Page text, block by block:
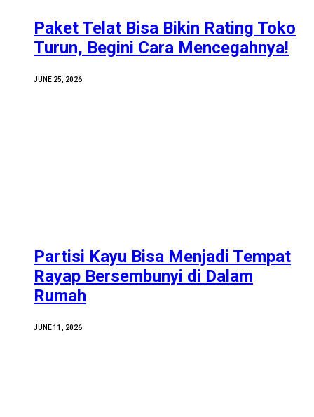
Paket Telat Bisa Bikin Rating Toko
Turun, Begini Cara Mencegahnya!
JUNE 25, 2026
Partisi Kayu Bisa Menjadi Tempat
Rayap Bersembunyi di Dalam
Rumah
JUNE 11, 2026